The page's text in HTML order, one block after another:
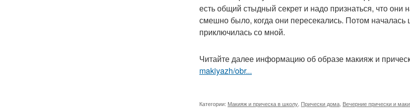
есть общий стыдный секрет и надо признаться, что они
смешно было, когда они пересекались. Потом началась
приключилась со мной.
Читайте далее информацию об образе макияж и
makiyazh/obr...
Категории: Макияж и прическа в школу Прически дома Вечерние прически и